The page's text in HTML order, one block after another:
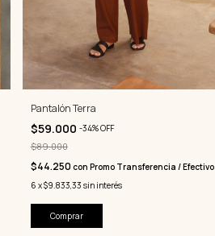
Pantalón Terra
$59.000 -34%OFF
$89.000
$44.250 con Promo Transferencia / Efectivo
6 x$9.833,33 sin interés
Comprar